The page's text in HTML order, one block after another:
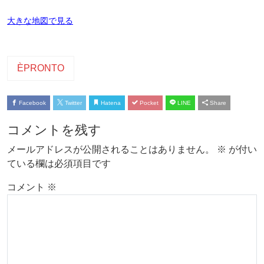
大きな地図で見る
ÈPRONTO
Facebook Twitter Hatena Pocket LINE Share
コメントを残す
メールアドレスが公開されることはありません。 ※ が付い
ている欄は必須項目です
コメント ※